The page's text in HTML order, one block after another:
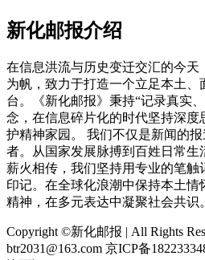
新化邮报介绍
在信息洪流与历史变迁交汇的今天
为帆，致力于打造一个立足本土
台。《新化邮报》秉持“记录真实
念，在信息碎片化的时代坚持深度
护精神家园。 我们不仅是新闻的
者。从国家发展脉搏到百姓日常
薪火相传，我们坚持用专业的笔触
印记。在全球化浪潮中保持本土
精神，在多元表达中凝聚社会共识。
Copyright ©新化邮报 | All Rights
btr2031@163.com 京ICP备